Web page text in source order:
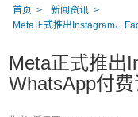
首页
新闻资讯
Meta正式推出Instagram、
Meta正式推出
WhatsApp付